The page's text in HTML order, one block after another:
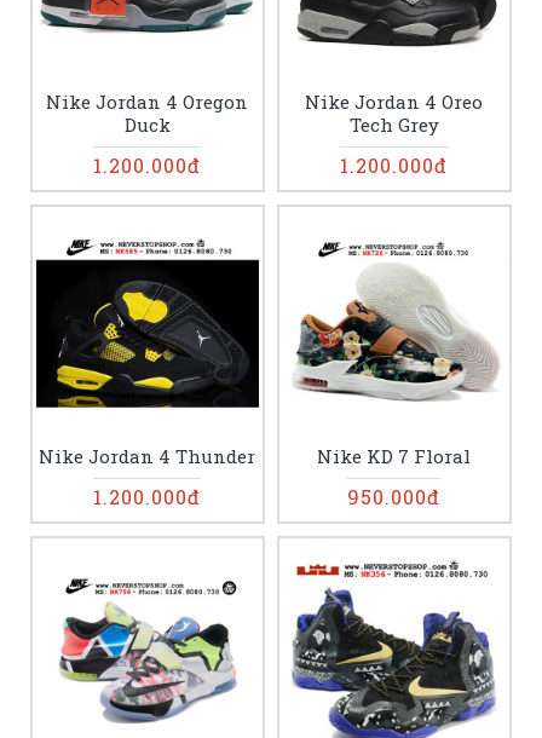
Nike Jordan 4 Oregon
Duck
1.200.000đ
Nike Jordan 4 Oreo
Tech Grey
1.200.000đ
Nike Jordan 4 Thunder
1.200.000đ
Nike KD 7 Floral
950.000đ